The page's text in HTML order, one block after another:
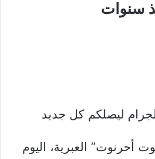
سنوات
أحرنوت” العبرية، اليوم